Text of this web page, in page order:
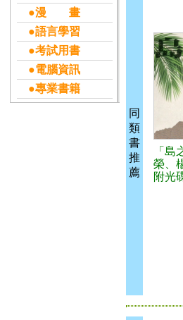
●漫 畫
●語言學習
●考試用書
●電腦資訊
●專業書籍
同
類
書
推
薦
「
榮、
附光